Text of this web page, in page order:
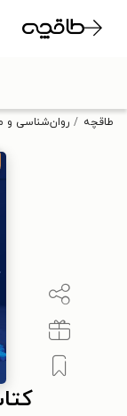
طاقچه روان‌شناسی و